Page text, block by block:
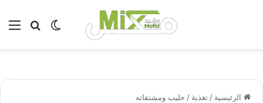
بحثالوضع
الرئيسية /تغذية / حليب ومشتقاته